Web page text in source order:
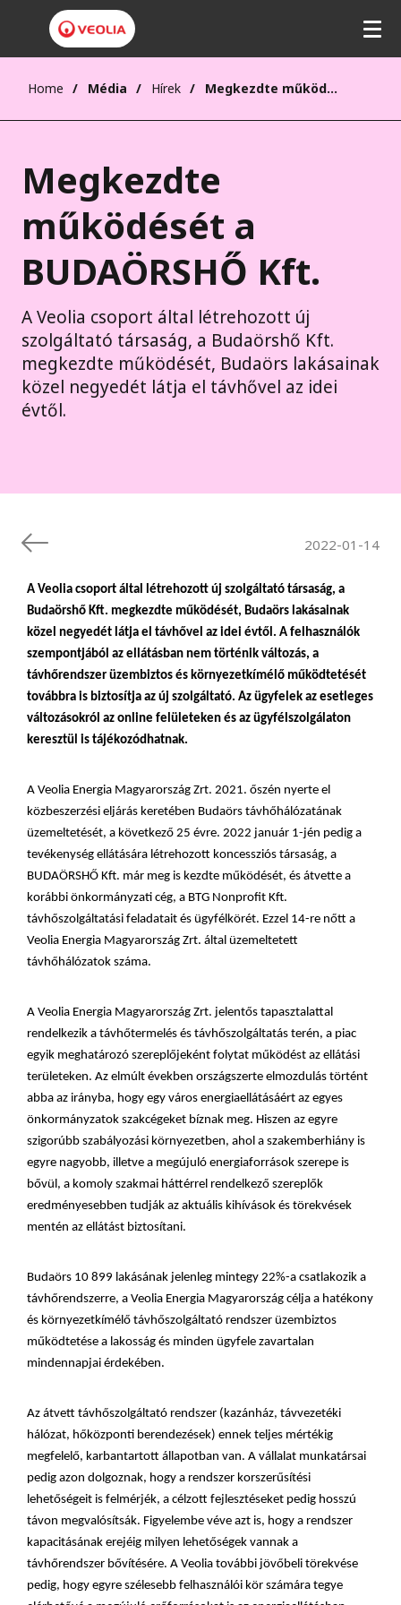
Home Média Hírek Megkezdte működését a BUDAÖRSHŐ Kft.
Megkezdte
működését a
BUDAÖRSHŐ Kft.
A Veolia csoport által létrehozott új
szolgáltató társaság, a Budaörshő Kft.
megkezdte működését, Budaörs lakásainak
közel negyedét látja el távhővel az idei
évtől.
2022-01-14
A Veolia csoport által létrehozott új szolgáltató társaság, a
Budaörshő Kft. megkezdte működését, Budaörs lakásainak
közel negyedét látja el távhővel az idei évtől. A felhasználók
szempontjából az ellátásban nem történik változás, a
távhőrendszer üzembiztos és környezetkímélő működtetését
továbbra is biztosítja az új szolgáltató. Az ügyfelek az esetleges
változásokról az online felületeken és az ügyfélszolgálaton
keresztül is tájékozódhatnak.
A Veolia Energia Magyarország Zrt. 2021. őszén nyerte el
közbeszerzési eljárás keretében Budaörs távhőhálózatának
üzemeltetését, a következő 25 évre. 2022 január 1-jén pedig a
tevékenység ellátására létrehozott koncessziós társaság, a
BUDAÖRSHŐ Kft. már meg is kezdte működését, és átvette a
korábbi önkormányzati cég, a BTG Nonprofit Kft.
távhőszolgáltatási feladatait és ügyfélkörét. Ezzel 14-re nőtt a
Veolia Energia Magyarország Zrt. által üzemeltetett
távhőhálózatok száma.
A Veolia Energia Magyarország Zrt. jelentős tapasztalattal
rendelkezik a távhőtermelés és távhőszolgáltatás terén, a piac
egyik meghatározó szereplőjeként folytat működést az ellátási
területeken. Az elmúlt években országszerte elmozdulás történt
abba az irányba, hogy egy város energiaellátásáért az egyes
önkormányzatok szakcégeket bíznak meg. Hiszen az egyre
szigorúbb szabályozási környezetben, ahol a szakemberhiány is
egyre nagyobb, illetve a megújuló energiaforrások szerepe is
bővül, a komoly szakmai háttérrel rendelkező szereplők
eredményesebben tudják az aktuális kihívások és törekvések
mentén az ellátást biztosítani.
Budaörs 10 899 lakásának jelenleg mintegy 22%-a csatlakozik a
távhőrendszerre, a Veolia Energia Magyarország célja a hatékony
és környezetkímélő távhőszolgáltató rendszer üzembiztos
működtetése a lakosság és minden ügyfele zavartalan
mindennapjai érdekében.
Az átvett távhőszolgáltató rendszer (kazánház, távvezetéki
hálózat, hőközponti berendezések) ennek teljes mértékig
megfelelő, karbantartott állapotban van. A vállalat munkatársai
pedig azon dolgoznak, hogy a rendszer korszerűsítési
lehetőségeit is felmérjék, a célzott fejlesztéseket pedig hosszú
távon megvalósítsák. Figyelembe véve azt is, hogy a rendszer
kapacitásának erejéig milyen lehetőségek vannak a
távhőrendszer bővítésére. A Veolia további jövőbeli törekvése
pedig, hogy egyre szélesebb felhasználói kör számára tegye